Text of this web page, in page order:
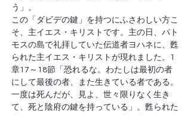
う」。
この「ダビデの鍵」を持つにふさわしい方こ
そ、主イエス・キリストです。主の日、パト
モスの島で礼拝していた伝道者ヨハネに、甦
られた主イエス・キリストが現れました。1
章17～18節「恐れるな。わたしは最初の者
にして最後の者、また生きている者である。
一度は死んだが、見よ、世々限りなく生き
て、死と陰府の鍵を持っている」。甦られた